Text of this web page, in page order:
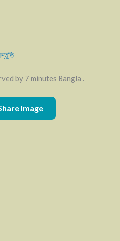
by 7 minutes Bangla .
Image